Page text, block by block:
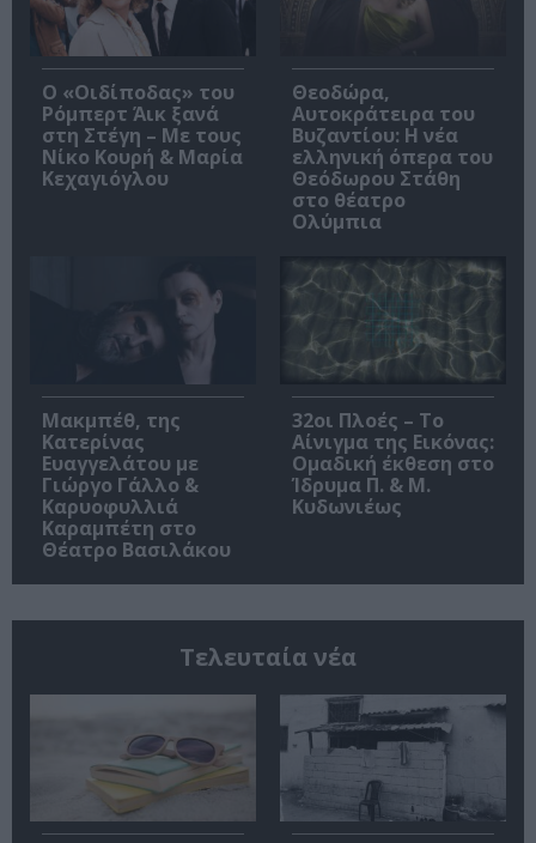
O «Οιδίποδας» του
Ρόμπερτ Άικ ξανά
στη Στέγη – Με τους
Νίκο Κουρή & Μαρία
Κεχαγιόγλου
Θεοδώρα,
Αυτοκράτειρα του
Βυζαντίου: Η νέα
ελληνική όπερα του
Θεόδωρου Στάθη
στο θέατρο
Ολύμπια
Μακμπέθ, της
Κατερίνας
Ευαγγελάτου με
Γιώργο Γάλλο &
Καρυοφυλλιά
Καραμπέτη στο
Θέατρο Βασιλάκου
32οι Πλοές – Το
Αίνιγμα της Εικόνας:
Ομαδική έκθεση στο
Ίδρυμα Π. & Μ.
Κυδωνιέως
Τελευταία νέα